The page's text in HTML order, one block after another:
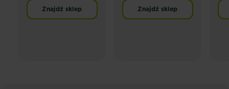
Znajdź sklep Znajdź sklep